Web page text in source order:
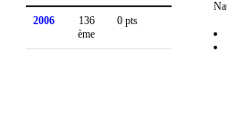
2006
136
ème
0 pts